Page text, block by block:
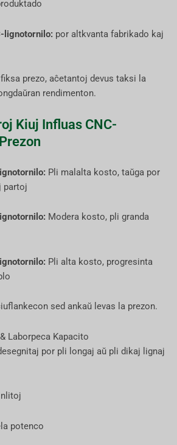
lignotornilo:por altkvanta fabrikado kaj
prezo, aĉetantoj devus taksi la
rendimenton.
Kiuj Influas CNC-
Pli malalta kosto, taŭga por
partoj
Modera kosto, pli granda
Pli alta kosto, progresinta
sed ankaŭ levas la prezon.
Laborpeca Kapacito
por pli longaj aŭ pli dikaj lignaj
potenco